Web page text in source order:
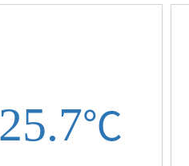
25.7℃